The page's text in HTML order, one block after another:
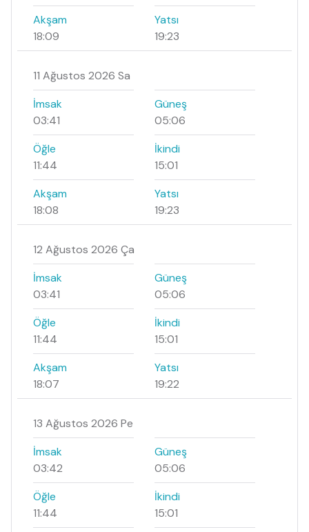
Akşam
18:09
Yatsı
19:23
11 Ağustos 2026 Sa
İmsak
03:41
Güneş
05:06
Öğle
11:44
İkindi
15:01
Akşam
18:08
Yatsı
19:23
12 Ağustos 2026 Ça
İmsak
03:41
Güneş
05:06
Öğle
11:44
İkindi
15:01
Akşam
18:07
Yatsı
19:22
13 Ağustos 2026 Pe
İmsak
03:42
Güneş
05:06
Öğle
11:44
İkindi
15:01